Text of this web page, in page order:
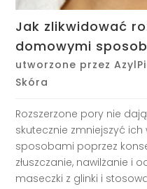
Jak zlikwidować
domowymi
utworzone przez
Skóra
Rozszerzone pory nie
skutecznie zmniejszyć
sposobami poprzez
złuszczanie, nawilżanie i
maseczki z glinki i